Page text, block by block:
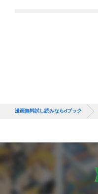
漫画無料試し読みならdブック